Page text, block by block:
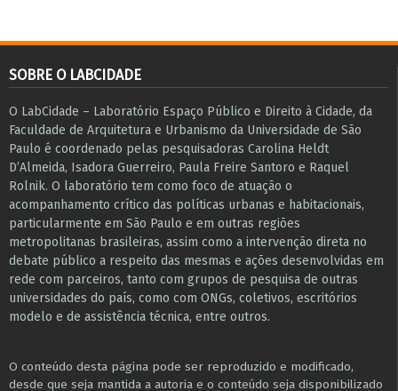
SOBRE O LABCIDADE
O LabCidade – Laboratório Espaço Público e Direito à Cidade, da
Faculdade de Arquitetura e Urbanismo da Universidade de São
Paulo é coordenado pelas pesquisadoras Carolina Heldt
D’Almeida, Isadora Guerreiro, Paula Freire Santoro e Raquel
Rolnik. O laboratório tem como foco de atuação o
acompanhamento crítico das políticas urbanas e habitacionais,
particularmente em São Paulo e ​em outras regiões
metropolitanas brasileiras, assim como a intervenção direta no
debate público a respeito das mesmas e ações desenvolvidas em
r​e​de com parceiros, tanto com grupos de pesquisa ​de outras
universidades do país, como com ONGs, coletivos, escritórios
modelo e de assistência técnica​, entre outros​.
O conteúdo desta página pode ser reproduzido e modificado,
desde que seja mantida a autoria e o conteúdo seja disponibilizado